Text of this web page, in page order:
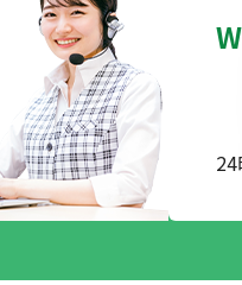
スムーズに終わりました